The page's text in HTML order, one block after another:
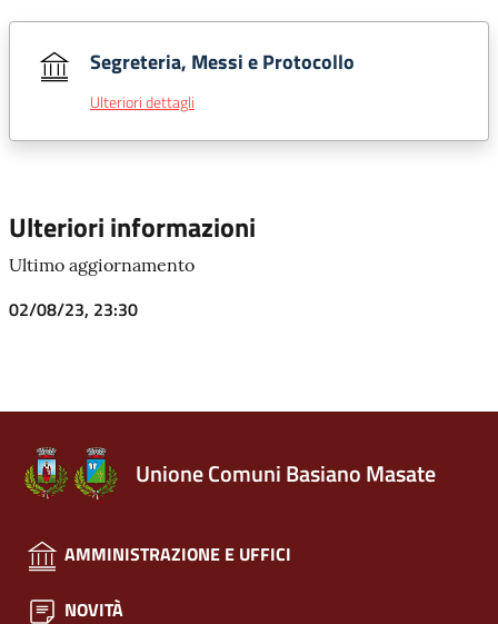
Segreteria, Messi e Protocollo
Ulteriori dettagli
Ulteriori informazioni
Ultimo aggiornamento
02/08/23, 23:30
Unione Comuni Basiano Masate
AMMINISTRAZIONE E UFFICI
NOVITÀ